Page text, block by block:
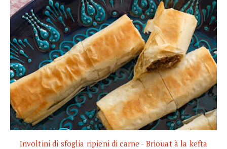
Involtini di sfoglia ripieni di carne - Briouat à la kefta